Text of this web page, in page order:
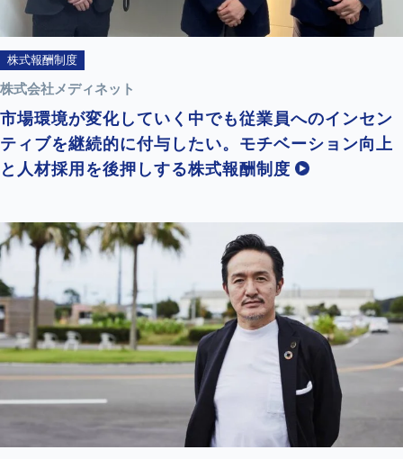
株式報酬制度
株式会社メディネット
市場環境が変化していく中でも従業員へのインセン
ティブを継続的に付与したい。モチベーション向上
と人材採用を後押しする株式報酬制度